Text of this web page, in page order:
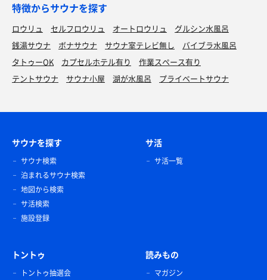
特徴からサウナを探す
ロウリュ セルフロウリュ オートロウリュ
グルシン水風呂
銭湯サウナ
ボナサウナ サウナ室テレビ無し
バイブラ水風呂
タトゥーOK
カプセルホテル有り
作業スペース有り
テントサウナ
サウナ小屋 湖が水風呂 プライベートサウナ
サウナを探す
サウナ検索
泊まれるサウナ検索
地図から検索
サ活検索
施設登録
サ活
サ活一覧
トントゥ
トントゥ抽選会
読みもの
マガジン